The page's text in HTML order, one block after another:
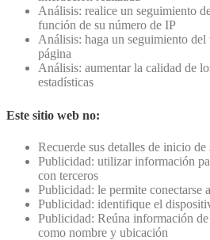
Análisis: realice un seguimiento
función de su número de IP
Análisis: haga un seguimiento del
página
Análisis: aumentar la calidad de
estadísticas
Este sitio web no:
Recuerde sus detalles de inicio de
Publicidad: utilizar información
con terceros
Publicidad: le permite conectarse
Publicidad: identifique el
Publicidad: Reúna información
como nombre y ubicación